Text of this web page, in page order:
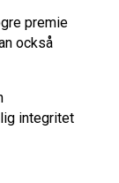
premie
också
integritet